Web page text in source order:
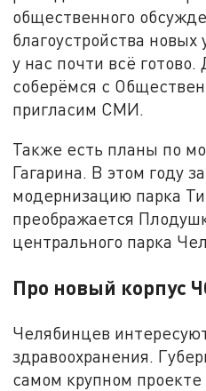
общественного
благоустройства
у нас почти всё
соберёмся с
пригласим СМИ.
Также есть планы по
Гагарина. В этом году
модернизацию парка
преображается
центрального парка
Про новый корпус
Челябинцев
здравоохранения.
самом крупном